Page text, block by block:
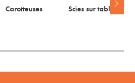
Carotteuses Scies sur table